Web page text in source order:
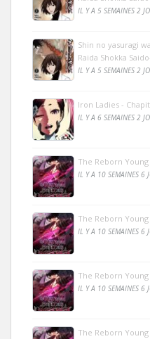
IL Y A 5 SEMAINES 2
Shin no yasuragi
Raida Shokka
IL Y A 5 SEMAINES 2
Iron Ladies -
IL Y A 6 SEMAINES 2
The Reborn Young
IL Y A 10 SEMAINES 6
The Reborn
IL Y A 10 SEMAINES 6
The Reborn
IL Y A 10 SEMAINES 6
The Reborn